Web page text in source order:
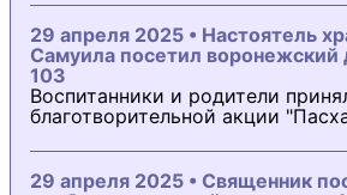
29 апреля 2025 • Настоятель
Самуила посетил воронежский
103
Воспитанники и родители
благотворительной акции
29 апреля 2025 • Священник